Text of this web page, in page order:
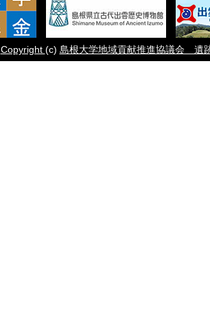
Copyright (c) 島根大学地域貢献推進協議会 遺